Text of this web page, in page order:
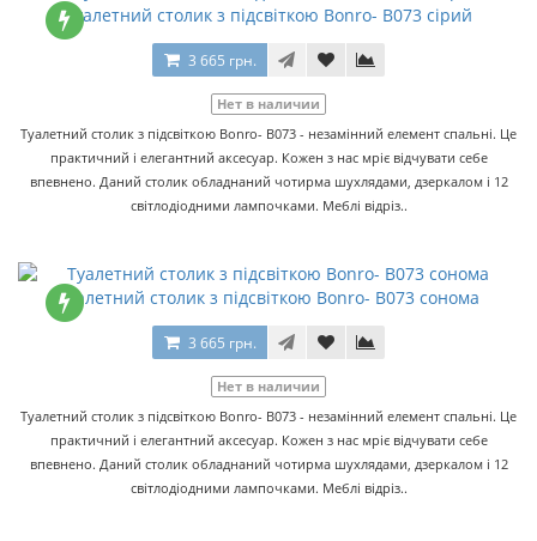
Туалетний столик з підсвіткою Bonro- B073 сірий
3 665 грн.
Нет в наличии
Туалетний столик з підсвіткою Bonro- B073 - незамінний елемент спальні. Це
практичний і елегантний аксесуар. Кожен з нас мріє відчувати себе
впевнено. Даний столик обладнаний чотирма шухлядами, дзеркалом і 12
світлодіодними лампочками. Меблі відріз..
Туалетний столик з підсвіткою Bonro- B073 сонома
3 665 грн.
Нет в наличии
Туалетний столик з підсвіткою Bonro- B073 - незамінний елемент спальні. Це
практичний і елегантний аксесуар. Кожен з нас мріє відчувати себе
впевнено. Даний столик обладнаний чотирма шухлядами, дзеркалом і 12
світлодіодними лампочками. Меблі відріз..